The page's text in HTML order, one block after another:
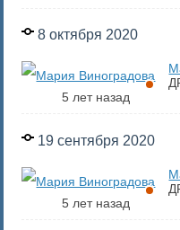
8 октября 2020
5 лет назад
19 сентября 2020
5 лет назад